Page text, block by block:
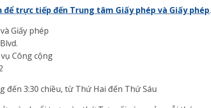
để trực tiếp đến Trung tâm Giấy phép và Giấy phép.
Giấy phép
Công cộng
đến 3:30 chiều, từ Thứ Hai đến Thứ Sáu